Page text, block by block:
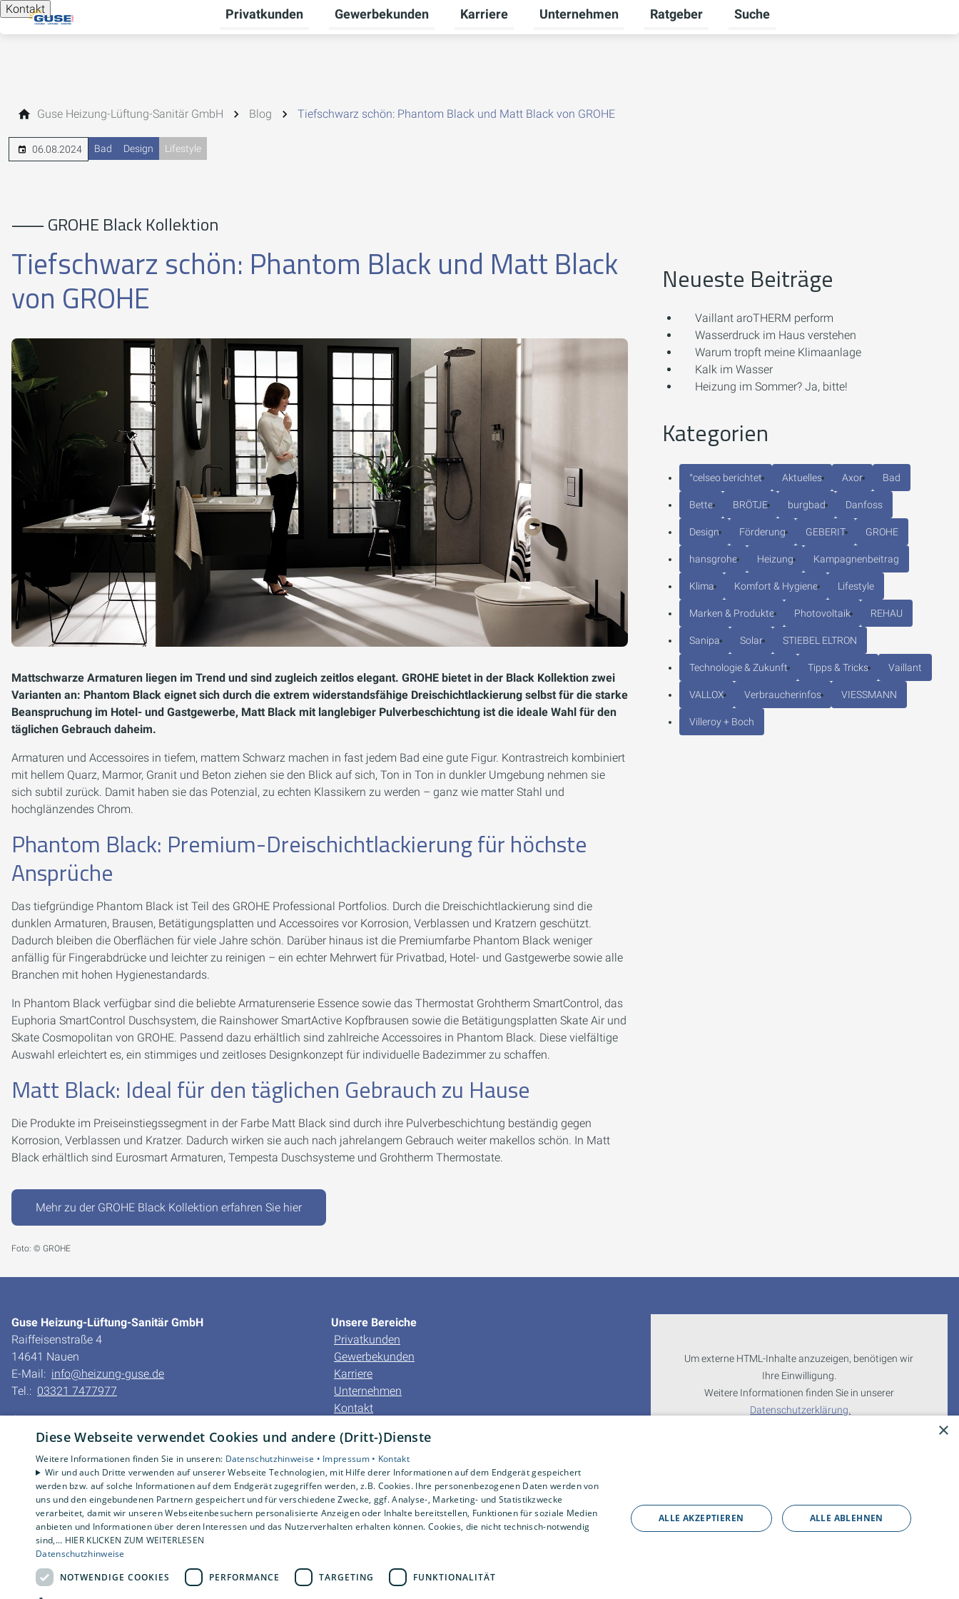
Kontakt Privatkunden
Untermenü für Privatkunden umschalten
Gewerbekunden
Untermenü für Gewerbekunden umschalten
Karriere
Untermenü für Karriere umschalten
Unternehmen
Untermenü für Unternehmen umschalten
Ratgeber
Untermenü für Ratgeber umschalten
Suche
Guse Heizung-Lüftung-Sanitär GmbH Blog Tiefschwarz schön: Phantom Black und Matt Black von GROHE
06.08.2024 Bad Design Lifestyle
⸺ GROHE Black Kollektion
Tiefschwarz schön: Phantom Black und Matt Black
von GROHE
Mattschwarze Armaturen liegen im Trend und sind zugleich zeitlos elegant. GROHE bietet in der Black Kollektion zwei
Varianten an: Phantom Black eignet sich durch die extrem widerstandsfähige Dreischichtlackierung selbst für die starke
Beanspruchung im Hotel- und Gastgewerbe, Matt Black mit langlebiger Pulverbeschichtung ist die ideale Wahl für den
täglichen Gebrauch daheim.
Armaturen und Accessoires in tiefem, mattem Schwarz machen in fast jedem Bad eine gute Figur. Kontrastreich kombiniert
mit hellem Quarz, Marmor, Granit und Beton ziehen sie den Blick auf sich, Ton in Ton in dunkler Umgebung nehmen sie
sich subtil zurück. Damit haben sie das Potenzial, zu echten Klassikern zu werden – ganz wie matter Stahl und
hochglänzendes Chrom.
Phantom Black: Premium-Dreischichtlackierung für höchste
Ansprüche
Das tiefgründige Phantom Black ist Teil des GROHE Professional Portfolios. Durch die Dreischichtlackierung sind die
dunklen Armaturen, Brausen, Betätigungsplatten und Accessoires vor Korrosion, Verblassen und Kratzern geschützt.
Dadurch bleiben die Oberflächen für viele Jahre schön. Darüber hinaus ist die Premiumfarbe Phantom Black weniger
anfällig für Fingerabdrücke und leichter zu reinigen – ein echter Mehrwert für Privatbad, Hotel- und Gastgewerbe sowie alle
Branchen mit hohen Hygienestandards.
In Phantom Black verfügbar sind die beliebte Armaturenserie Essence sowie das Thermostat Grohtherm SmartControl, das
Euphoria SmartControl Duschsystem, die Rainshower SmartActive Kopfbrausen sowie die Betätigungsplatten Skate Air und
Skate Cosmopolitan von GROHE. Passend dazu erhältlich sind zahlreiche Accessoires in Phantom Black. Diese vielfältige
Auswahl erleichtert es, ein stimmiges und zeitloses Designkonzept für individuelle Badezimmer zu schaffen.
Matt Black: Ideal für den täglichen Gebrauch zu Hause
Die Produkte im Preiseinstiegssegment in der Farbe Matt Black sind durch ihre Pulverbeschichtung beständig gegen
Korrosion, Verblassen und Kratzer. Dadurch wirken sie auch nach jahrelangem Gebrauch weiter makellos schön. In Matt
Black erhältlich sind Eurosmart Armaturen, Tempesta Duschsysteme und Grohtherm Thermostate.
Mehr zu der GROHE Black Kollektion erfahren Sie hier
Foto: © GROHE
Neueste Beiträge
Vaillant aroTHERM perform
Wasserdruck im Haus verstehen
Warum tropft meine Klimaanlage
Kalk im Wasser
Heizung im Sommer? Ja, bitte!
Kategorien
°celseo berichtet Aktuelles Axor Bad
Bette BRÖTJE burgbad Danfoss
Design Förderung GEBERIT GROHE
hansgrohe Heizung Kampagnenbeitrag
Klima Komfort & Hygiene Lifestyle
Marken & Produkte Photovoltaik REHAU
Sanipa Solar STIEBEL ELTRON
Technologie & Zukunft Tipps & Tricks Vaillant
VALLOX Verbraucherinfos VIESSMANN
Villeroy + Boch
Guse Heizung-Lüftung-Sanitär GmbH
Raiffeisenstraße 4
14641 Nauen
E-Mail: info@heizung-guse.de
Tel.: 03321 7477977
Impressum
Datenschutzerklärung
AGB
Barrierefreiheitserklärung
Unsere Bereiche
Privatkunden
Gewerbekunden
Karriere
Unternehmen
Kontakt
Um externe HTML-Inhalte anzuzeigen, benötigen wir
Ihre Einwilligung.
Weitere Informationen finden Sie in unserer
Datenschutzerklärung.
×
Diese Webseite verwendet Cookies und andere (Dritt-)Dienste
Weitere Informationen finden Sie in unseren: Datenschutzhinweise • Impressum • Kontakt
Wir und auch Dritte verwenden auf unserer Webseite Technologien, mit Hilfe derer Informationen auf dem Endgerät gespeichert
werden bzw. auf solche Informationen auf dem Endgerät zugegriffen werden, z.B. Cookies. Ihre personenbezogenen Daten werden von
uns und den eingebundenen Partnern gespeichert und für verschiedene Zwecke, ggf. Analyse-, Marketing- und Statistikzwecke
verarbeitet, damit wir unseren Webseitenbesuchern personalisierte Anzeigen oder Inhalte bereitstellen, Funktionen für soziale Medien
anbieten und Informationen über deren Interessen und das Nutzerverhalten erhalten können. Cookies, die nicht technisch-notwendig
sind,... HIER KLICKEN ZUM WEITERLESEN
Datenschutzhinweise
NOTWENDIGE COOKIES
PERFORMANCE TARGETING FUNKTIONALITÄT
ALLE AKZEPTIEREN ALLE ABLEHNEN